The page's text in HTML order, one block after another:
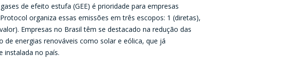
de efeito estufa (GEE) é prioridade para empresas
organiza essas emissões em três escopos: 1 (diretas),
Empresas no Brasil têm se destacado na redução das
de energias renováveis como solar e eólica, que já
instalada no país.